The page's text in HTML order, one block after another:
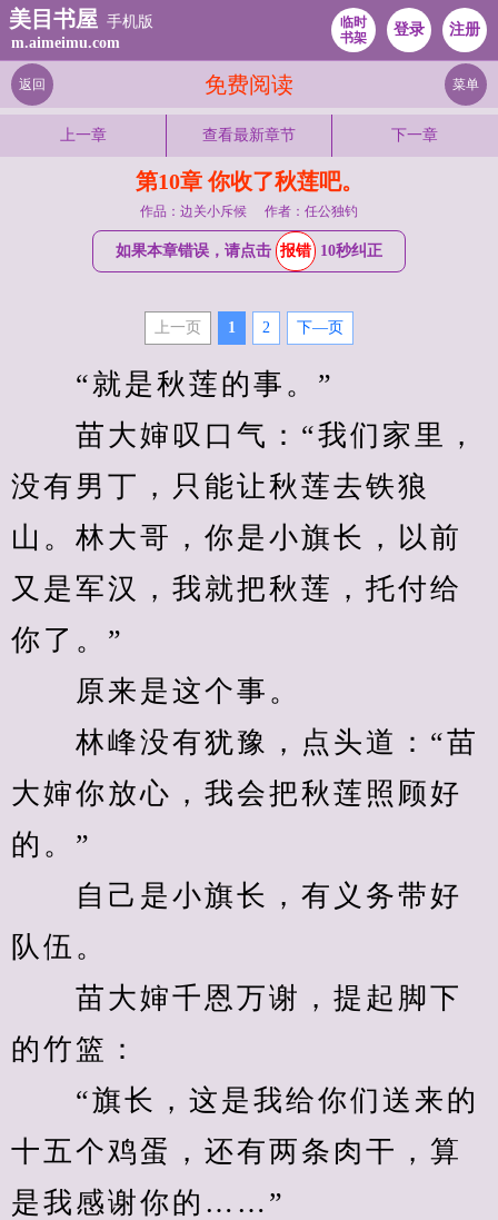
美目书屋 手机版
m.aimeimu.com
临时
书架
登录 注册
免费阅读
返回 菜单
上一章 查看最新章节 下一章
第10章 你收了秋莲吧。
作品：边关小斥候 作者：任公独钓
如果本章错误，请点击 报错 10秒纠正
上一页 1 2 下—页
“就是秋莲的事。”
苗大婶叹口气：“我们家里，
没有男丁，只能让秋莲去铁狼
山。林大哥，你是小旗长，以前
又是军汉，我就把秋莲，托付给
你了。”
原来是这个事。
林峰没有犹豫，点头道：“苗
大婶你放心，我会把秋莲照顾好
的。”
自己是小旗长，有义务带好
队伍。
苗大婶千恩万谢，提起脚下
的竹篮：
“旗长，这是我给你们送来的
十五个鸡蛋，还有两条肉干，算
是我感谢你的……”